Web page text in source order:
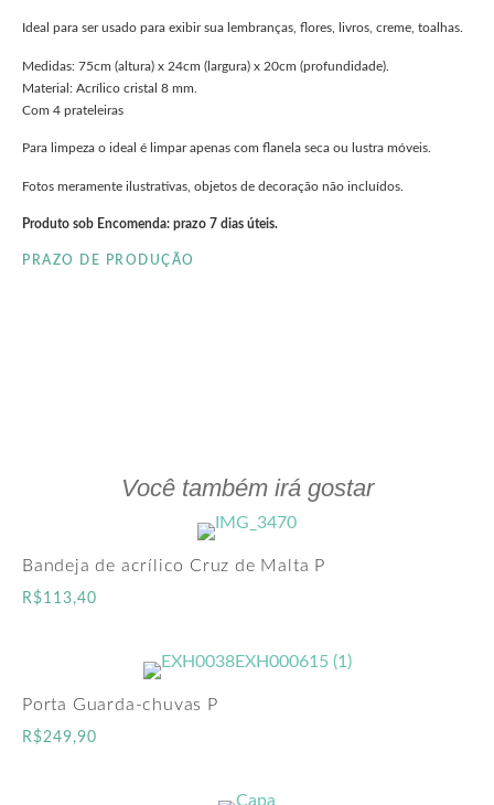
Ideal para ser usado para exibir sua lembranças, flores, livros, creme, toalhas.
Medidas: 75cm (altura) x 24cm (largura) x 20cm (profundidade).
Material: Acrílico cristal 8 mm.
Com 4 prateleiras
Para limpeza o ideal é limpar apenas com flanela seca ou lustra móveis.
Fotos meramente ilustrativas, objetos de decoração não incluídos.
Produto sob Encomenda: prazo 7 dias úteis.
PRAZO DE PRODUÇÃO
Você também irá gostar
Bandeja de acrílico Cruz de Malta P
R$113,40
Porta Guarda-chuvas P
R$249,90